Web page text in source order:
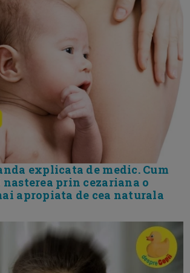
explicata de medic. Cum
prin cezariana o
apropiata de cea naturala